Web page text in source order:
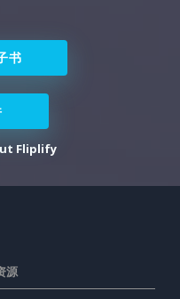
书
Fliplify
源